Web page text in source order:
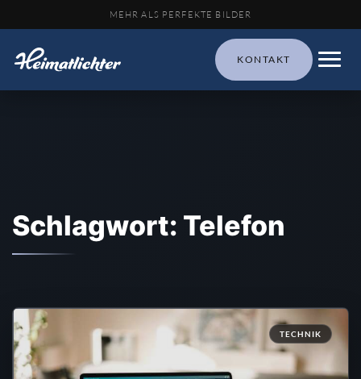
MEHR ALS PERFEKTE BILDER
KONTAKT
Schlagwort: Telefon
TECHNIK